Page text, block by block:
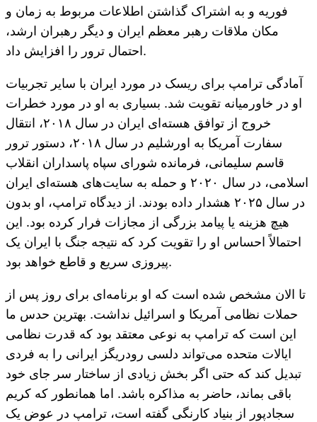
فوریه و به اشتراک گذاشتن اطلاعات مربوط به زمان و
مکان ملاقات رهبر معظم ایران و دیگر رهبران ارشد،
احتمال ترور را افزایش داد.
آمادگی ترامپ برای ریسک در مورد ایران با سایر تجربیات
او در خاورمیانه تقویت شد. بسیاری به او در مورد خطرات
خروج از توافق هسته‌ای ایران در سال ۲۰۱۸، انتقال
سفارت آمریکا به اورشلیم در سال ۲۰۱۸، دستور ترور
قاسم سلیمانی، فرمانده شورای سپاه پاسداران انقلاب
اسلامی، در سال ۲۰۲۰ و حمله به سایت‌های هسته‌ای ایران
در سال ۲۰۲۵ هشدار داده بودند. از دیدگاه ترامپ، او بدون
هیچ هزینه یا پیامد بزرگی از مجازات فرار کرده بود. این
احتمالاً احساس او را تقویت کرد که نتیجه جنگ با ایران یک
پیروزی سریع و قاطع خواهد بود.
تا الان مشخص شده است که او برنامه‌ای برای روز پس از
حملات نظامی آمریکا و اسرائیل نداشت. بهترین حدس ما
این است که ترامپ به نوعی معتقد بود که قدرت نظامی
ایالات متحده می‌تواند دلسی رودریگز ایرانی را به فردی
تبدیل کند که حتی اگر بخش زیادی از ساختار سر جای خود
باقی بماند، حاضر به مذاکره باشد. اما همانطور که کریم
سجادپور از بنیاد کارنگی گفته است، ترامپ در عوض یک